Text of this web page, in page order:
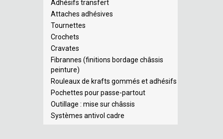
Adhésifs transfert
Attaches adhésives
Tournettes
Crochets
Cravates
Fibrannes (finitions bordage châssis
peinture)
Rouleaux de krafts gommés et adhésifs
Pochettes pour passe-partout
Outillage : mise sur châssis
Systèmes antivol cadre